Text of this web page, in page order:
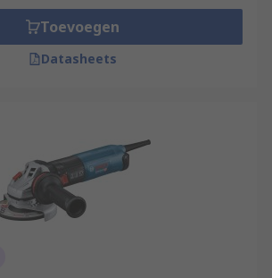
Toevoegen
Datasheets